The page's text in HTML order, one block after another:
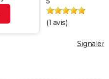
(1 avis)
Signaler